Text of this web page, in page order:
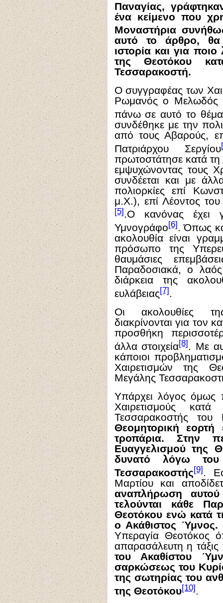
Παναγίας,
ένα κείμενο που
Μοναστήρια
αυτό το άρθρο, θα
ιστορία και για ποιο
της Θεοτόκου
Τεσσαρακοστή.
Ο συγγραφέας των
Ρωμανός ο Μελωδός
πάνω σε αυτό το θέμα
συνδέθηκε με την
από τους Αβαρούς,
Πατριάρχου Σεργίου
πρωτοστάτησε κατά τη
εμψυχώνοντας τους
συνδέεται και με
πολιορκίες επί
μ.Χ.), επί Λέοντος
[5].Ο κανόνας έχει
Υμνογράφο[6]. Όπως
ακολουθία είναι
πρόσωπο της
θαυμάσιες
Παραδοσιακά, ο
διάρκεια της
ευλάβειας[7].
Οι ακολουθίες
διακρίνονται για τον
προσθήκη
άλλα στοιχεία[8]. Με
κάποιοι
Χαιρετισμών της
Μεγάλης
Υπάρχει λόγος όμως
Χαιρετισμούς
Τεσσαρακοστής
Θεομητορική εορτή
τροπάρια. Στην
Ευαγγελισμού της
δυνατό λόγω του
Τεσσαρακοστής[9].
Μαρτίου και
αναπλήρωση
τελούνται κάθε
Θεοτόκου ενώ κατά
ο Ακάθιστος Ύμνος.
Υπεραγία Θεοτόκος
απαρασάλευτη η
του Ακαθίστου
σαρκώσεως του
της σωτηρίας του
της Θεοτόκου[10].